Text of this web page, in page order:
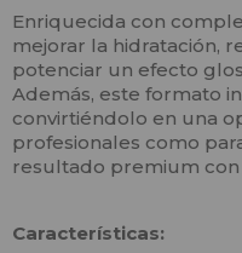
Enriquecida con
mejorar la hidratación,
potenciar un efecto
Además, este formato
convirtiéndolo en una
profesionales como
resultado premium con
Características: